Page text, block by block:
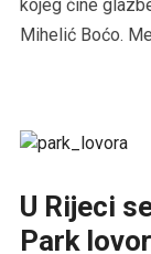
kojeg čine
Mihelić Boćo.
U Rijeci
Park